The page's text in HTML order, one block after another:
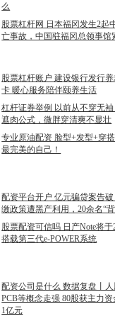
么
股票杠杆网 日本福冈发生2起
亡事故，中国驻福冈总领事馆
股票杠杆账户 建设银行发行
卡 暖心服务陪伴颐养生活
杠杆证券举例 以前从不穿无
遮肉公式，微胖穿清爽不显壮
专业原油配资 脸型+发型+穿
最完美的自己！
配资平台开户 亿元骗贷案告
缴政策遭黑产利用，20余名“
股票配资可信吗 日产Note将于
搭载第三代e-POWER系统
配资公司是什么 数据复盘丨
PCB等概念走强 80股获主力
1亿元